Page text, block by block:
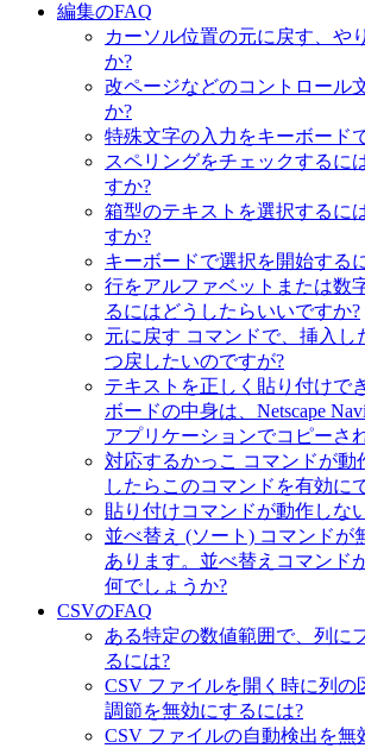
編集のFAQ
カーソル位置の元に戻す、や
か?
改ページなどのコントロール
か?
特殊文字の入力をキーボード
スペリングをチェックするに
すか?
箱型のテキストを選択するに
すか?
キーボードで選択を開始する
行をアルファベットまたは数
るにはどうしたらいいですか?
元に戻す コマンドで、挿入し
つ戻したいのですが?
テキストを正しく貼り付けで
ボードの中身は、Netscape
アプリケーションでコピーさ
対応するかっこ コマンドが動
したらこのコマンドを有効に
貼り付けコマンドが動作しな
並べ替え (ソート) コマンドが
あります。並べ替えコマンド
何でしょうか?
CSVのFAQ
ある特定の数値範囲で、列に
るには?
CSV ファイルを開く時に列の
調節を無効にするには?
CSV ファイルの自動検出を無